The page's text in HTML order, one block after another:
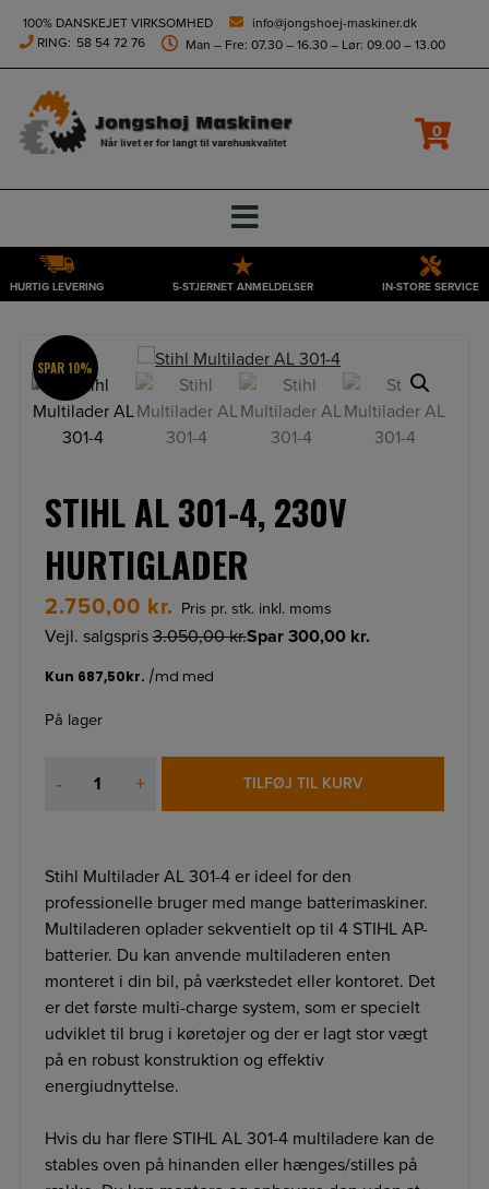
height="0" width="0" style="display:none;visibility:hidden">
Hop
indholdet
100% DANSKEJET VIRKSOMHED
info@jongshoej-maskiner.dk
RING: 58 54 72 76 Man – Fre: 07.30 – 16.30 – Lør: 09.00 – 13.00
0
HURTIG LEVERING 5-STJERNET ANMELDELSER IN-STORE SERVICE
SPAR 10%
STIHL AL 301-4, 230V
HURTIGLADER
2.750,00 kr. Pris pr. stk. inkl. moms
Vejl. salgspris3.050,00kr.Spar 300,00 kr.
På lager
-
AL
230V
HURTIGLADER
antal
+ TILFØJ TIL KURV
Stihl Multilader AL 301-4 er ideel for den
professionelle bruger med mange batterimaskiner.
Multiladeren oplader sekventielt op til 4 STIHL AP-
batterier. Du kan anvende multiladeren enten
monteret i din bil, på værkstedet eller kontoret. Det
er det første multi-charge system, som er specielt
udviklet til brug i køretøjer og der er lagt stor vægt
på en robust konstruktion og effektiv
energiudnyttelse.
Hvis du har flere STIHL AL 301-4 multiladere kan de
stables oven på hinanden eller hænges/stilles på